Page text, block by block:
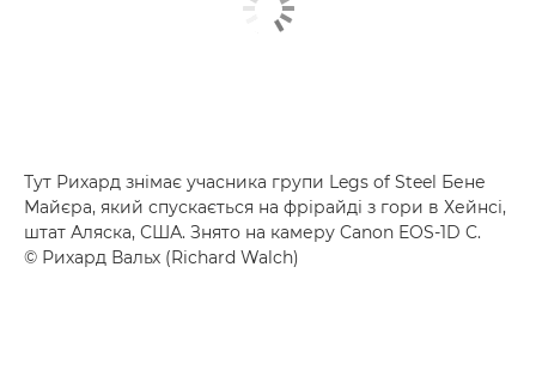
Тут Рихард знімає учасника групи Legs of Steel Бене
Майєра, який спускається на фрірайді з гори в Хейнсі,
штат Аляска, США. Знято на камеру Canon EOS-1D C.
© Рихард Вальх (Richard Walch)